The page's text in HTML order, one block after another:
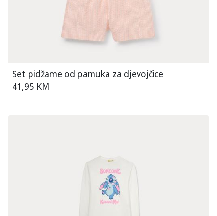
Set pidžame od pamuka za djevojčice
41,95 KM